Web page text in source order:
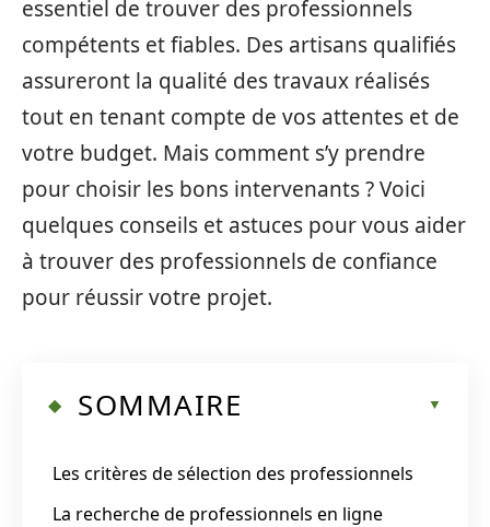
essentiel de trouver des professionnels
compétents et fiables. Des artisans qualifiés
assureront la qualité des travaux réalisés
tout en tenant compte de vos attentes et de
votre budget. Mais comment s’y prendre
pour choisir les bons intervenants ? Voici
quelques conseils et astuces pour vous aider
à trouver des professionnels de confiance
pour réussir votre projet.
SOMMAIRE
Les critères de sélection des professionnels
La recherche de professionnels en ligne